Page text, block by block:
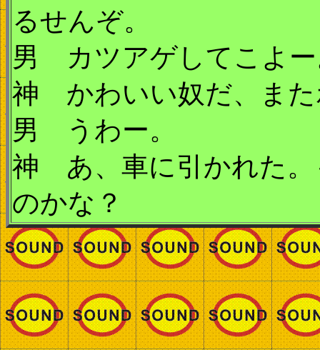
るせんぞ。
男 カツアゲしてこよ
神 かわいい奴だ、また
男 うわー。
神 あ、車に引かれた。
のかな？